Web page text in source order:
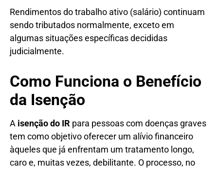
Rendimentos do trabalho ativo (salário) continuam
sendo tributados normalmente, exceto em
algumas situações específicas decididas
judicialmente.
Como Funciona o Benefício
da Isenção
A isenção do IR para pessoas com doenças graves
tem como objetivo oferecer um alívio financeiro
àqueles que já enfrentam um tratamento longo,
caro e, muitas vezes, debilitante. O processo, no